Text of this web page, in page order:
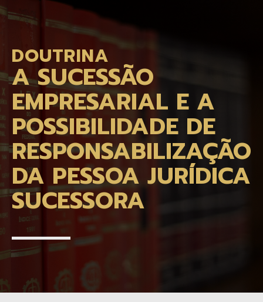
DOUTRINA
A SUCESSÃO
EMPRESARIAL E A
POSSIBILIDADE DE
RESPONSABILIZAÇÃO
DA PESSOA JURÍDICA
SUCESSORA